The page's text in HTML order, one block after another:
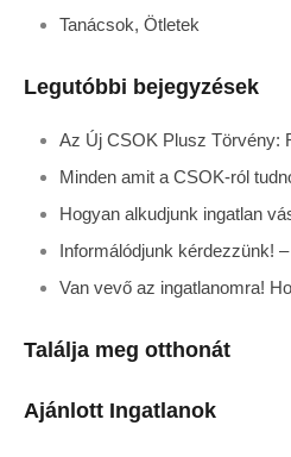
Tanácsok, Ötletek
Legutóbbi bejegyzések
Az Új CSOK Plusz Törvény:
Minden amit a CSOK-ról
Hogyan alkudjunk ingatlan
Informálódjunk kérdezzünk!
Van vevő az ingatlanomra!
Találja meg otthonát
Ajánlott Ingatlanok